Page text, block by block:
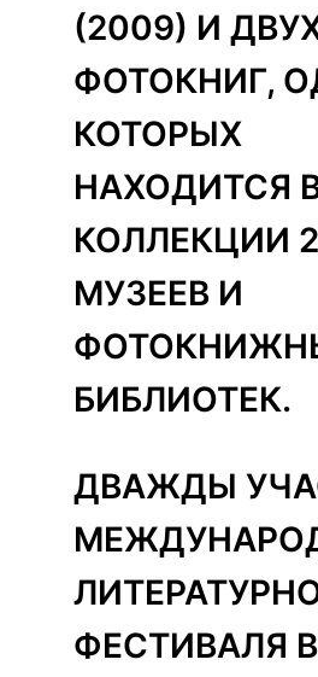
(2009) И
ФОТОКНИГ,
КОТОРЫХ
НАХОДИТСЯ
КОЛЛЕКЦИИ
МУЗЕЕВ И
БИБЛИОТЕК.
ДВАЖДЫ
ФЕСТИВАЛЯ В